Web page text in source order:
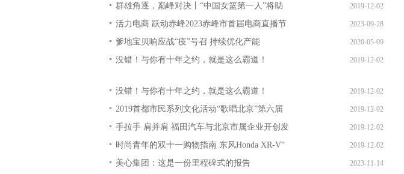
群雄角逐，巅峰对决丨“中国女篮第一人”将助 2019-12-02
活力电商 跃动赤峰2023赤峰市首届电商直播节 2023-09-28
爹地宝贝响应战“疫”号召 持续优化产能 2020-05-09
没错！与你有十年之约，就是这么霸道！ 2019-12-02
没错！与你有十年之约，就是这么霸道！ 2019-12-02
2019首都市民系列文化活动“歌唱北京”第六届 2019-12-02
手拉手 肩并肩 福田汽车与北京市属企业开创发 2019-12-02
时尚青年的双十一购物指南 东风Honda XR-V“ 2019-12-02
美心集团：这是一份里程碑式的报告 2023-11-14